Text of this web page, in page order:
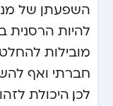
השפעתן של
להיות הרסנית
מובילות
חברתי ואף
לכן, היכולת